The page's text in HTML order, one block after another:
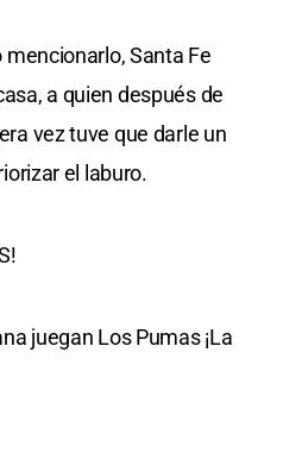
Santa Fe
a quien después de
vez tuve que darle un
el laburo.
juegan Los Pumas ¡La